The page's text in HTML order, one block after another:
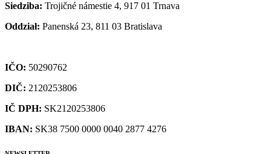
Siedziba: Trojičné námestie 4, 917 01 Trnava
Oddział: Panenská 23, 811 03 Bratislava
IČO: 50290762
DIČ: 2120253806
IČ DPH: SK2120253806
IBAN: SK38 7500 0000 0040 2877 4276